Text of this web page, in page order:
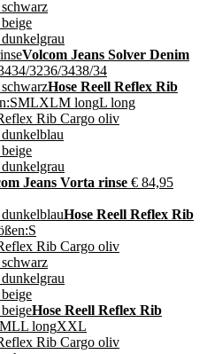
Volcom Jeans Solver Denim
34/3236/3438/34
Hose Reell Reflex Rib
SMLXLM longL long
Jeans Vorta rinse € 84,95
Hose Reell Reflex Rib
S
Hose Reell Reflex Rib
MLL longXXL